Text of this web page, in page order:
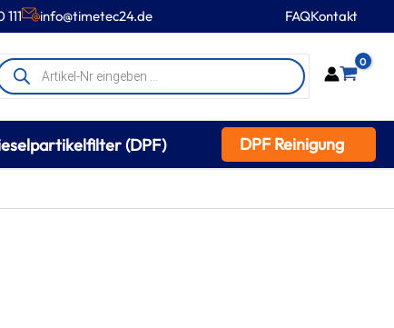
info@timetec24.de FAQKontakt
0
(DPF) DPF Reinigung